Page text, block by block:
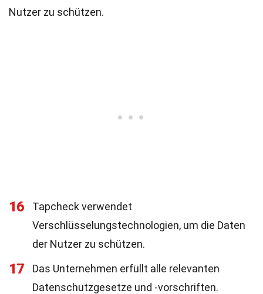
Nutzer zu schützen.
16
Tapcheck verwendet
Verschlüsselungstechnologien, um die Daten
der Nutzer zu schützen.
17
Das Unternehmen erfüllt alle relevanten
Datenschutzgesetze und -vorschriften.